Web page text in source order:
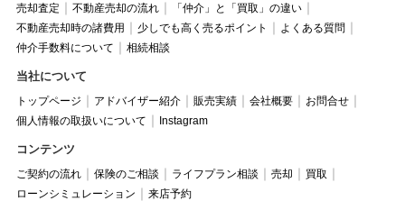
売却査定 不動産売却の流れ
「仲介」と「買取」の違い
不動産売却時の諸費用
少しでも高く売るポイント
よくある質問
仲介手数料について
相続相談
当社について
トップページ アドバイザー紹介 販売実績 会社概要
お問合せ
個人情報の取扱いについて
Instagram
コンテンツ
ご契約の流れ 保険のご相談 ライフプラン相談 売却
買取
ローンシミュレーション
来店予約